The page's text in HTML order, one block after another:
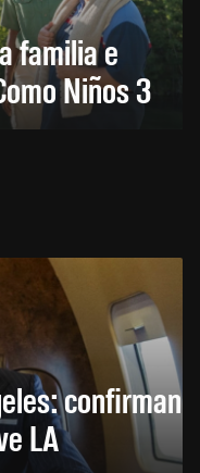
familia e
Niños 3
confirman
LA